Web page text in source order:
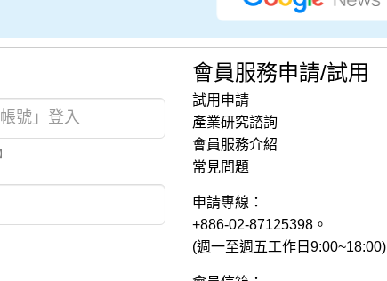
會員服務申請/試用
試用申請
產業研究諮詢
會員服務介紹
常見問題
申請專線：
+886-02-87125398。
(週一至週五工作日9:00~18:00)